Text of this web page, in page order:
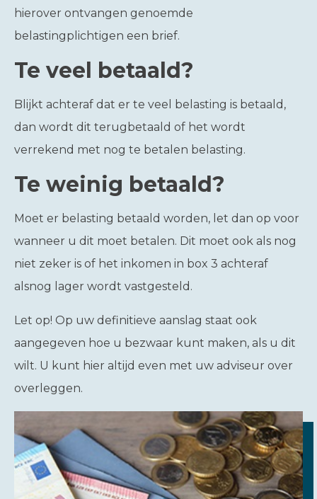
hierover ontvangen genoemde
belastingplichtigen een brief.
Te veel betaald?
Blijkt achteraf dat er te veel belasting is betaald,
dan wordt dit terugbetaald of het wordt
verrekend met nog te betalen belasting.
Te weinig betaald?
Moet er belasting betaald worden, let dan op voor
wanneer u dit moet betalen. Dit moet ook als nog
niet zeker is of het inkomen in box 3 achteraf
alsnog lager wordt vastgesteld.
Let op! Op uw definitieve aanslag staat ook
aangegeven hoe u bezwaar kunt maken, als u dit
wilt. U kunt hier altijd even met uw adviseur over
overleggen.